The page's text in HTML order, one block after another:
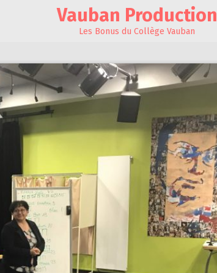
Vauban Production
Les Bonus du Collège Vauban